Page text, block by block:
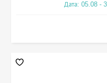
Дата: 05.08 -